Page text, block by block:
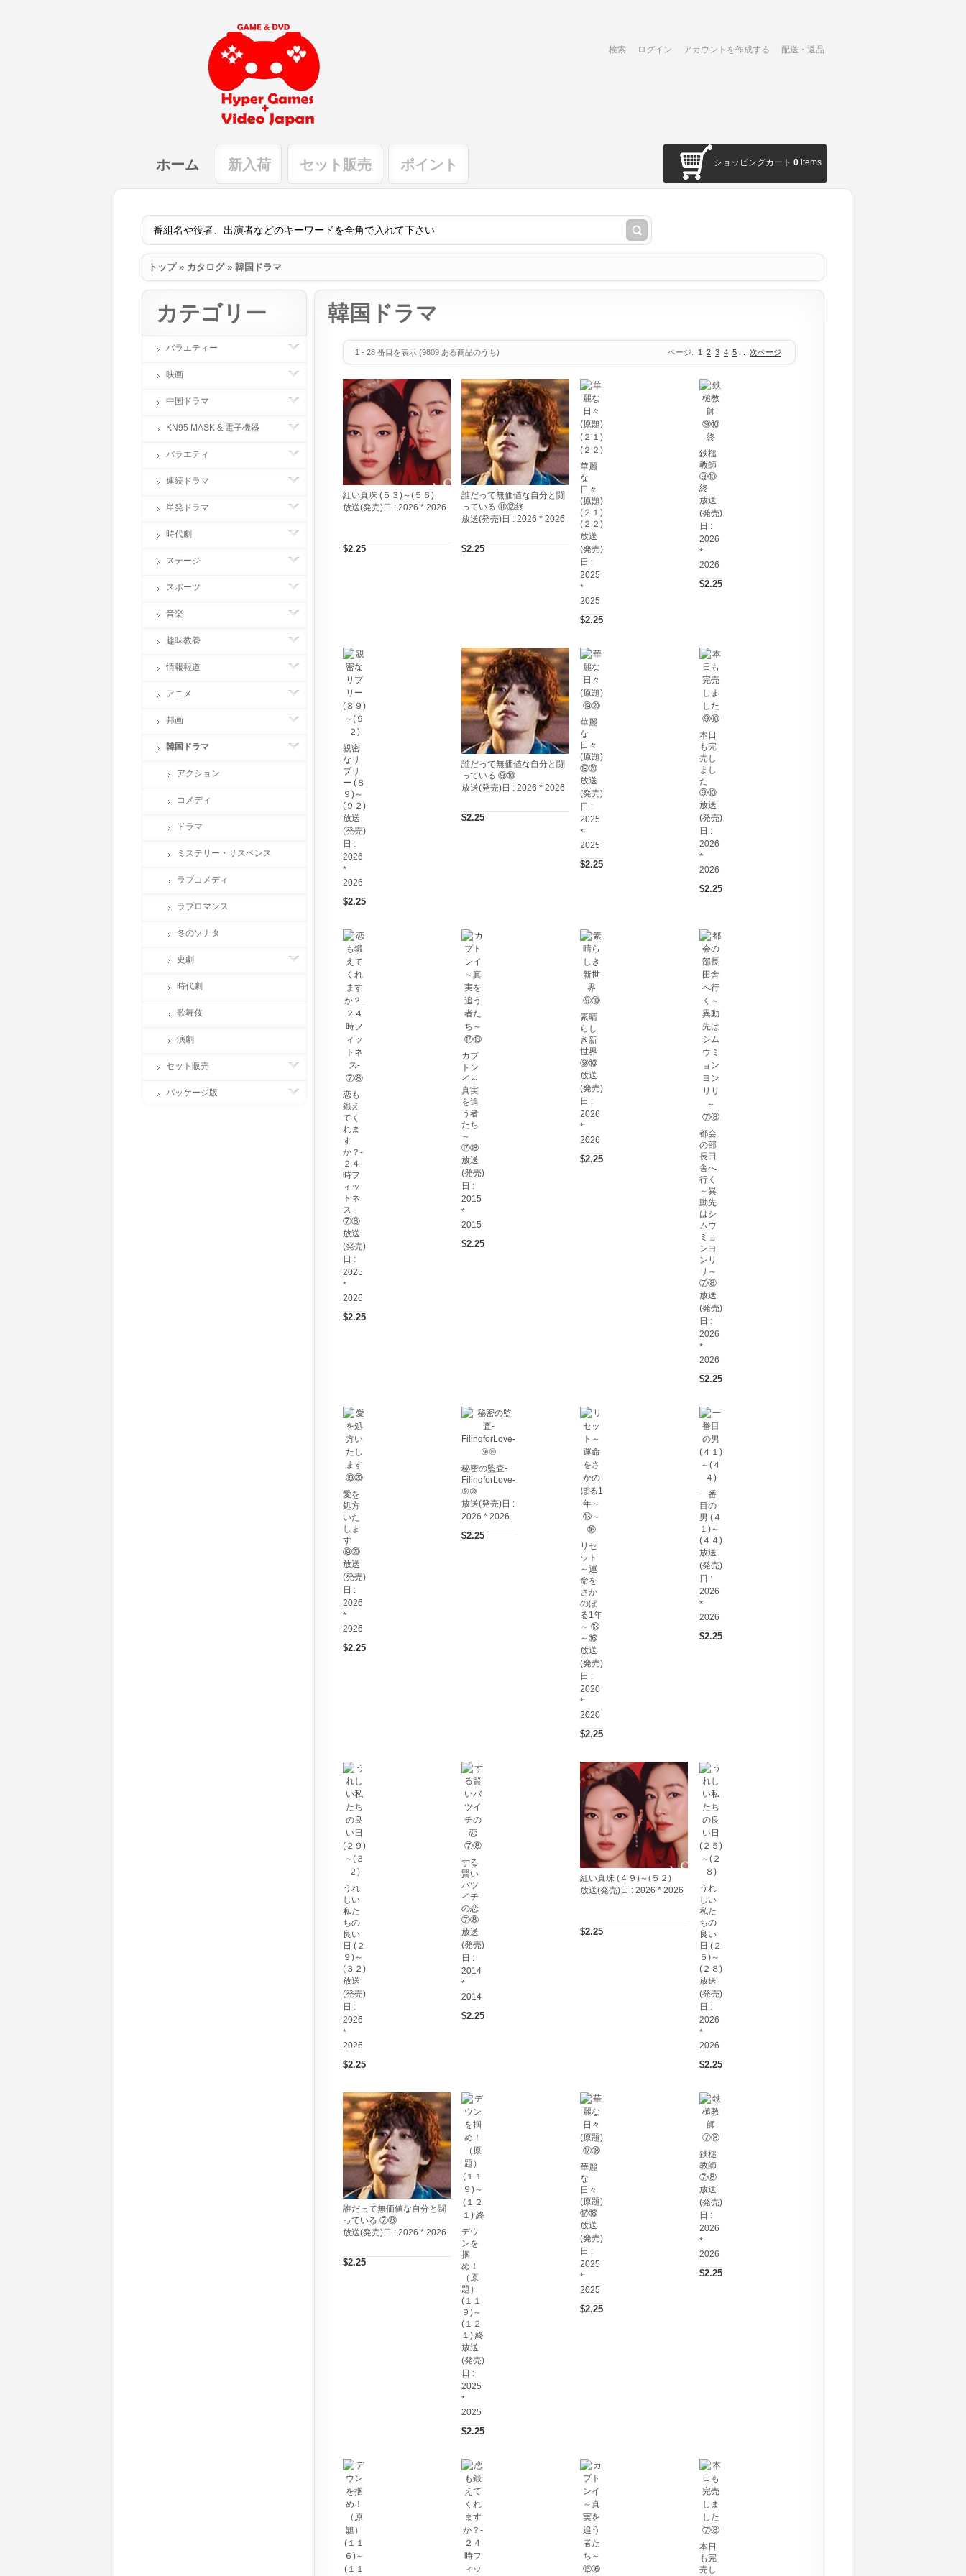
検索 ログイン アカウントを作成する 配送・返品
ホーム 新入荷 セット販売 ポイント ショッピングカート 0 items
トップ» カタログ» 韓国ドラマ
韓国ドラマ
1 - 28 番目を表示 (9809 ある商品のうち) ページ: 1 2 3 4 5 次ページ
紅い真珠 (５３)～(５６)
放送(発売)日 : 2026 * 2026
$2.25
誰だって無価値な自分と闘
っている ⑪⑫終
放送(発売)日 : 2026 * 2026
$2.25
華麗
な
日々
(原題)
(２１)
(２２)
放送
(発売)
日 :
2025
*
2025
$2.25
鉄槌
教師
⑨⑩
終
放送
(発売)
日 :
2026
*
2026
$2.25
親密
なリ
プリ
ー (８
９)～
(９２)
放送
(発売)
日 :
2026
*
2026
$2.25
誰だって無価値な自分と闘
っている ⑨⑩
放送(発売)日 : 2026 * 2026
$2.25
華麗
な
日々
(原題)
⑲⑳
放送
(発売)
日 :
2025
*
2025
$2.25
本日
も完
売し
まし
た
⑨⑩
放送
(発売)
日 :
2026
*
2026
$2.25
恋も
鍛え
てく
れま
す
か？-
２４
時フ
ィッ
トネ
ス-
⑦⑧
放送
(発売)
日 :
2025
*
2026
$2.25
カプ
トン
イ～
真実
を追
う者
たち
～
⑰⑱
放送
(発売)
日 :
2015
*
2015
$2.25
素晴
らし
き新
世界
⑨⑩
放送
(発売)
日 :
2026
*
2026
$2.25
都会
の部
長田
舎へ
行く
～異
動先
はシ
ムウ
ミョ
ンヨ
ンリ
リ～
⑦⑧
放送
(発売)
日 :
2026
*
2026
$2.25
愛を
処方
いた
しま
す
⑲⑳
放送
(発売)
日 :
2026
*
2026
$2.25
秘密の監査-
FilingforLove-
⑨⑩
放送(発売)日 :
2026 * 2026
$2.25
リセ
ット
～運
命を
さか
のぼ
る1年
～ ⑬
～⑯
放送
(発売)
日 :
2020
*
2020
$2.25
一番
目の
男 (４
１)～
(４４)
放送
(発売)
日 :
2026
*
2026
$2.25
うれ
しい
私た
ちの
良い
日 (２
９)～
(３２)
放送
(発売)
日 :
2026
*
2026
$2.25
ずる
賢い
バツ
イチ
の恋
⑦⑧
放送
(発売)
日 :
2014
*
2014
$2.25
紅い真珠 (４９)～(５２)
放送(発売)日 : 2026 * 2026
$2.25
うれ
しい
私た
ちの
良い
日 (２
５)～
(２８)
放送
(発売)
日 :
2026
*
2026
$2.25
誰だって無価値な自分と闘
っている ⑦⑧
放送(発売)日 : 2026 * 2026
$2.25
デウ
ンを
掴
め！
（原
題）
(１１
９)～
(１２
１) 終
放送
(発売)
日 :
2025
*
2025
$2.25
華麗
な
日々
(原題)
⑰⑱
放送
(発売)
日 :
2025
*
2025
$2.25
鉄槌
教師
⑦⑧
放送
(発売)
日 :
2026
*
2026
$2.25
本日
も完
売し
カテゴリー
バラエティー
映画
中国ドラマ
KN95 MASK & 電子機器
バラエティ
連続ドラマ
単発ドラマ
時代劇
ステージ
スポーツ
音楽
趣味教養
情報報道
アニメ
邦画
韓国ドラマ
アクション
コメディ
ドラマ
ミステリー・サスペンス
ラブコメディ
ラブロマンス
冬のソナタ
史劇
時代劇
歌舞伎
演劇
セット販売
パッケージ版